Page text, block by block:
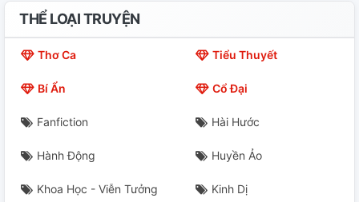
THỂ LOẠI TRUYỆN
Thơ Ca Tiểu Thuyết
Bí Ẩn Cổ Đại
Fanfiction Hài Hước
Hành Động Huyền Ảo
Khoa Học - Viễn Tưởng Kinh Dị